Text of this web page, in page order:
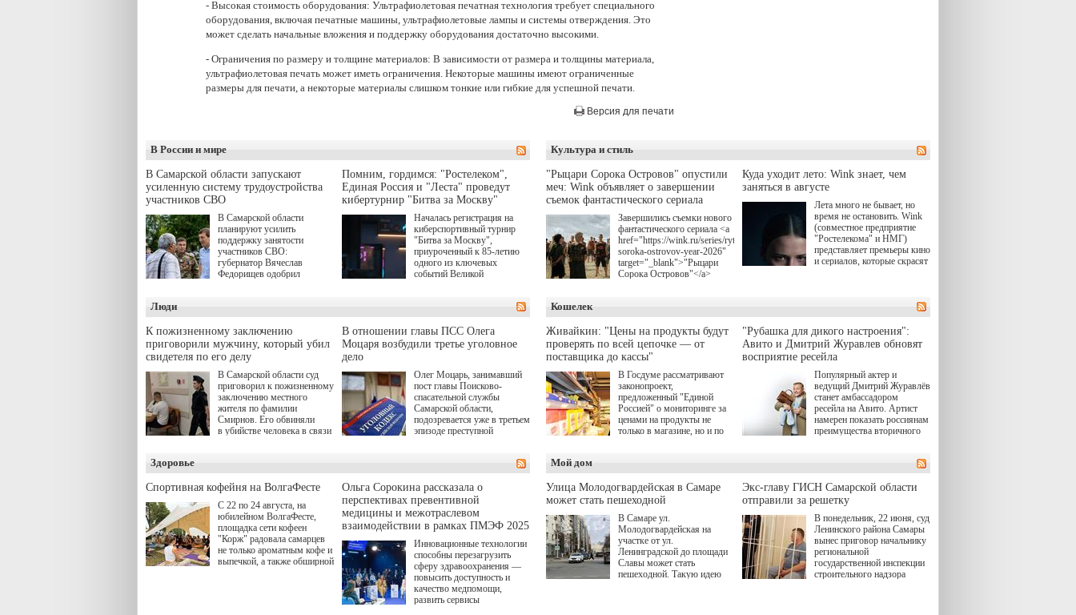
- Высокая стоимость оборудования: Ультрафиолетовая печатная технология требует специального
оборудования, включая печатные машины, ультрафиолетовые лампы и системы отверждения. Это
может сделать начальные вложения и поддержку оборудования достаточно высокими.
- Ограничения по размеру и толщине материалов: В зависимости от размера и толщины материала,
ультрафиолетовая печать может иметь ограничения. Некоторые машины имеют ограниченные
размеры для печати, а некоторые материалы слишком тонкие или гибкие для успешной печати.
Версия для печати
В России и мире
В Самарской области запускают
усиленную систему трудоустройства
участников СВО
В Самарской области
планируют усилить
поддержку занятости
участников СВО:
губернатор Вячеслав
Федорищев одобрил
Живайкина, направленные
на трудоустройство и более
спокойную адаптацию к
мирной жизни.
Помним, гордимся: "Ростелеком",
Единая Россия и "Леста" проведут
кибертурнир "Битва за Москву"
Началась регистрация на
киберспортивный турнир
"Битва за Москву",
приуроченный к 85-летию
одного из ключевых
событий Великой
игре "Мир танков"
выступили "Ростелеком",
партия "Единая Россия",
игровая студия "Леста" и
Культура и стиль
"Рыцари Сорока Островов" опустили
меч: Wink объявляет о завершении
съемок фантастического сериала
Завершились съемки нового
фантастического сериала <a
href="https://wink.ru/series/rytsari-
soroka-ostrovov-year-2026"
target="_blank">"Рыцари
Сорока Островов"</a>
и НМГ) по мотивам
одноименного романа
Сергея Лукьяненко. Главные
роли в проекте исполнили
Артем Кошман, Полина
Гухман, Вероника
Устимова, Олег Савостюк,
Святослав Рогожан, Кузьма
Котрелёв, Никита
Кологривый, Елисей
Чучилин, Александра
Дмитрий Куличков и Юлия
Волкова в роли родителей.
Режиссер-постановщик
проекта — Егор Чичканов
(сериалы "Комбинация", "И
снова здравствуйте!").
Куда уходит лето: Wink знает, чем
заняться в августе
Лета много не бывает, но
время не остановить. Wink
(совместное предприятие
"Ростелекома" и НМГ)
представляет премьеры кино
и сериалов, которые скрасят
href="https://wink.ru/series/kholod-
year-2026"
target="_blank">"Холод"
</a> (18+) останется только
на экране — весь август по
четвергам продолжат
выходить новые эпизоды
сериала, в котором
беспощадным возмездием в
духе графа Монте-Кристо
занимается наша
современница.
Люди
К пожизненному заключению
приговорили мужчину, который убил
свидетеля по его делу
В Самарской области суд
приговорил к пожизненному
заключению местного
жителя по фамилии
Смирнов. Его обвиняли
в убийстве человека в связи
В отношении главы ПСС Олега
Моцаря возбудили третье уголовное
дело
Олег Моцарь, занимавший
пост главы Поисково-
спасательной службы
Самарской области,
подозревается уже в третьем
эпизоде преступной
о превышении полномочий,
а сам он находится в СИЗО.
Кошелек
Живайкин: "Цены на продукты будут
проверять по всей цепочке — от
поставщика до кассы"
В Госдуме рассматривают
законопроект,
предложенный "Единой
Россией" о мониторинге за
ценами на продукты не
только в магазине, но и по
подорожания было понятно,
где именно цена "поехала"
вверх и кто её разогнал.
"Рубашка для дикого настроения":
Авито и Дмитрий Журавлев обновят
восприятие ресейла
Популярный актер и
ведущий Дмитрий Журавлёв
станет амбассадором
ресейла на Авито. Артист
намерен показать россиянам
преимущества вторичного
для современного и умного
человека.
Здоровье
Спортивная кофейня на ВолгаФесте
С 22 по 24 августа, на
юбилейном ВолгаФесте,
площадка сети кофеен
"Корж" радовала самарцев
не только ароматным кофе и
выпечкой, а также обширной
Ольга Сорокина рассказала о
перспективах превентивной
медицины и межотраслевом
взаимодействии в рамках ПМЭФ 2025
Инновационные технологии
способны перезагрузить
сферу здравоохранения —
повысить доступность и
качество медпомощи,
развить сервисы
Мой дом
Улица Молодогвардейская в Самаре
может стать пешеходной
В Самаре ул.
Молодогвардейская на
участке от ул.
Ленинградской до площади
Славы может стать
пешеходной. Такую идею
Экс-главу ГИСН Самарской области
отправили за решетку
В понедельник, 22 июня, суд
Ленинского района Самары
вынес приговор начальнику
региональной
государственной инспекции
строительного надзора